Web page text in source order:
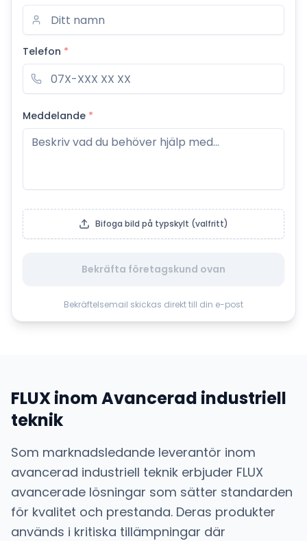
Telefon *
Meddelande *
Bifoga bild på typskylt (valfritt)
Bekräfta företagskund ovan
Bekräftelsemail skickas direkt till din e-post
FLUXinomAvancerad industriell
teknik
Som marknadsledande leverantör inom
avancerad industriell teknik erbjuder FLUX
avancerade lösningar som sätter standarden
för kvalitet och prestanda. Deras produkter
används i kritiska tillämpningar där